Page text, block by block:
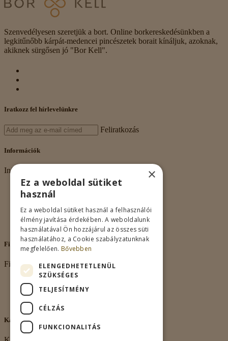
Szenvedélyesen szeretjük a bort. Online borkereskedésünkben a
legkitűnőbb kárpát-medencei pincészetek borait kínáljuk, azoknak,
akiknek sürgősen jó "Bor Kell".
Iratkozz fel hírlevelünkre
Feliratkozás
Információk
Információk
Rólunk
Adatkezelés
Vásárlási feltételek
Nagykereskedelem
Kapcsolat
Fiókom
Fiókom
Fiókom
Rendeléseim
Kívánságlista
Kapcsolat
×
Ez a weboldal sütiket
használ
Ez a weboldal sütiket használ a felhasználói
élmény javítása érdekében. A weboldalunk
használatával Ön hozzájárul az összes süti
használatához, a Cookie szabályzatunknak
megfelelően. Bővebben
ELENGEDHETETLENÜL
SZÜKSÉGES
TELJESÍTMÉNY
CÉLZÁS
FUNKCIONALITÁS